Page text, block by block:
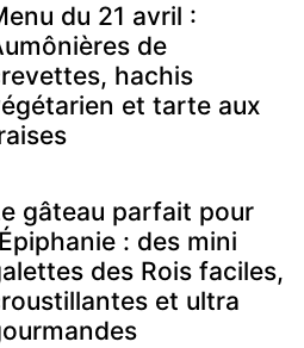
du 21 avril :
de
hachis
et tarte aux
gâteau parfait pour
: des mini
des Rois faciles,
et ultra